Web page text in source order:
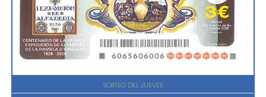
SORTEO DEL JUEVES